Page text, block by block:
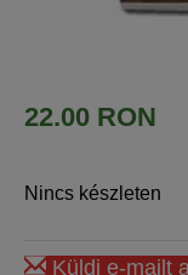
22.00 RON
Nincs készleten
Küldj e-mailt